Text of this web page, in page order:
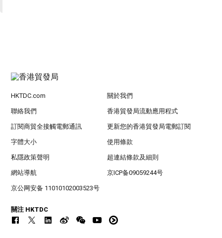
HKTDC.com 關於我們
聯絡我們 香港貿發局流動應用程式
訂閱商貿全接觸電郵通訊 更新您的香港貿發局電郵訂閱
字體大小 使用條款
私隱政策聲明 超連結條款及細則
網站導航 京ICP备09059244号
京公网安备 11010102003523号
關注 HKTDC